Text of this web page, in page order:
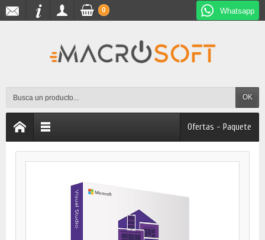
Whatsapp
OK
0
Ofertas - Paquete